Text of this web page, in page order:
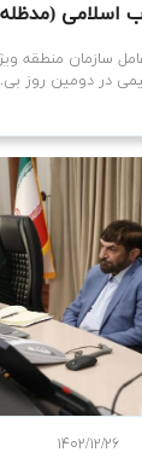
اسلامی (مدظله
سازمان منطقه
در دومین روز
۱۴۰۲/۱۲/۲۶